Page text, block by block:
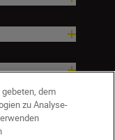
dem
zu Analyse-